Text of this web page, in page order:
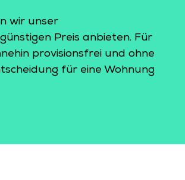
wir unser
Preis anbieten. Für
provisionsfrei und ohne
für eine Wohnung